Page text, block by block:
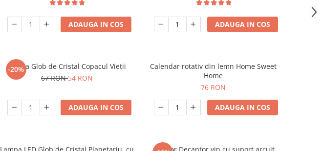
ADAUGA IN COS ADAUGA IN COS
-20%
Lampa Glob de Cristal Copacul Vietii
67 RON54 RON
ADAUGA IN COS
Calendar rotativ din lemn Home Sweet
Home
76 RON
ADAUGA IN COS